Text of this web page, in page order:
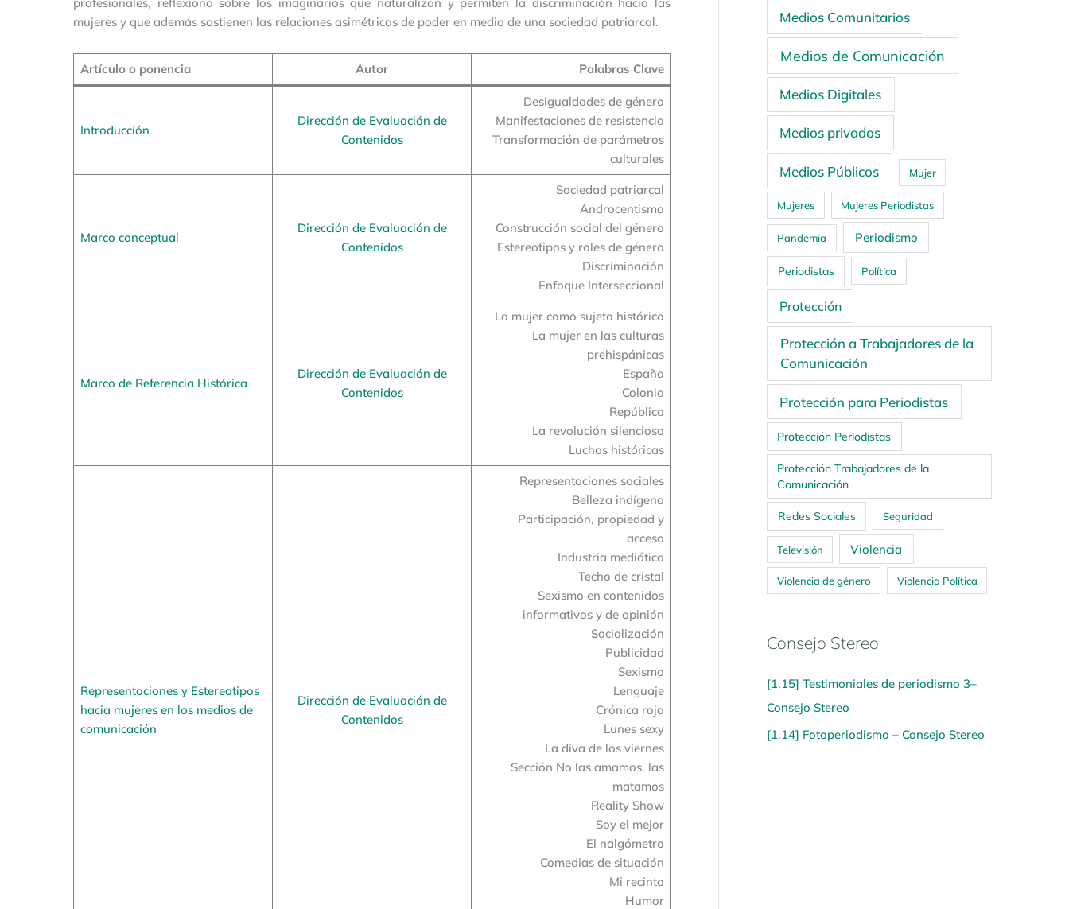
profesionales, reflexiona sobre los imaginarios que naturalizan y permiten la discriminación hacia las
mujeres y que además sostienen las relaciones asimétricas de poder en medio de una sociedad patriarcal.
Artículo o ponencia Autor Palabras Clave
Introducción
Dirección de Evaluación de
Contenidos
Desigualdades de género
Manifestaciones de resistencia
Transformación de parámetros
culturales
Marco conceptual
Dirección de Evaluación de
Contenidos
Sociedad patriarcal
Androcentismo
Construcción social del género
Estereotipos y roles de género
Discriminación
Enfoque Interseccional
Marco de Referencia Histórica
Dirección de Evaluación de
Contenidos
La mujer como sujeto histórico
La mujer en las culturas
prehispánicas
España
Colonia
República
La revolución silenciosa
Luchas históricas
Representaciones y Estereotipos
hacia mujeres en los medios de
comunicación
Dirección de Evaluación de
Contenidos
Representaciones sociales
Belleza indígena
Participación, propiedad y
acceso
Industria mediática
Techo de cristal
Sexismo en contenidos
informativos y de opinión
Socialización
Publicidad
Sexismo
Lenguaje
Crónica roja
Lunes sexy
La diva de los viernes
Sección No las amamos, las
matamos
Reality Show
Soy el mejor
El nalgómetro
Comedias de situación
Mi recinto
Humor
Medios Comunitarios
Medios de Comunicación
Medios Digitales
Medios privados
Medios Públicos Mujer
Mujeres Mujeres Periodistas
Pandemia Periodismo
Periodistas Política
Protección
Protección a Trabajadores de la
Comunicación
Protección para Periodistas
Protección Periodistas
Protección Trabajadores de la
Comunicación
Redes Sociales Seguridad
Televisión Violencia
Violencia de género Violencia Política
Consejo Stereo
[1.15] Testimoniales de periodismo 3–
Consejo Stereo
[1.14] Fotoperiodismo – Consejo Stereo